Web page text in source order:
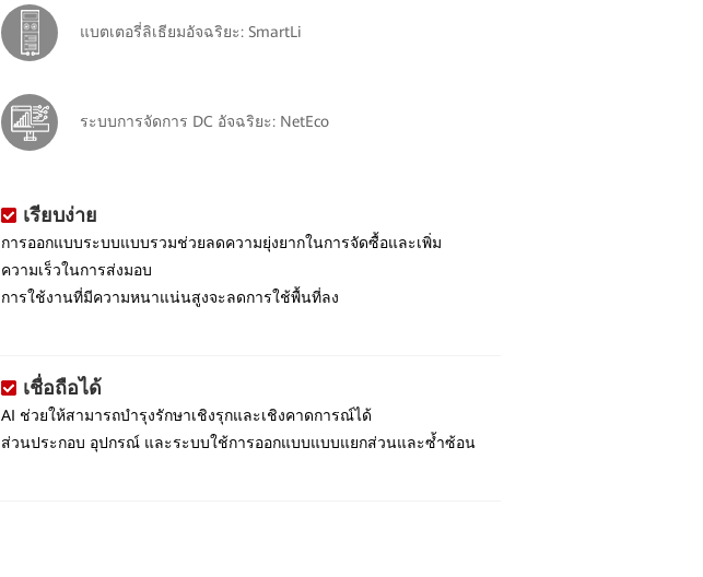
แบตเตอรี่ลิเธียมอัจฉริยะ: SmartLi
ระบบการจัดการ DC อัจฉริยะ: NetEco
เรียบง่าย
การออกแบบระบบแบบรวมช่วยลดความยุ่งยากในการจัดซื้อและเพิ่ม
ความเร็วในการส่งมอบ
การใช้งานที่มีความหนาแน่นสูงจะลดการใช้พื้นที่ลง
เชื่อถือได้
AI ช่วยให้สามารถบำรุงรักษาเชิงรุกและเชิงคาดการณ์ได้
ส่วนประกอบ อุปกรณ์ และระบบใช้การออกแบบแบบแยกส่วนและซ้ำซ้อน